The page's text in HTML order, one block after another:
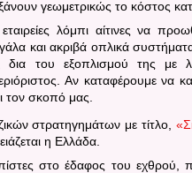
γεωμετρικώς το κόστος
λόμπι αίτινες να
και ακριβά οπλικά
δια του εξοπλισμού της με
Αν καταφέρουμε να
τον σκοπό μας.
στρατηγημάτων με τίτλο,
η Ελλάδα.
στο έδαφος του